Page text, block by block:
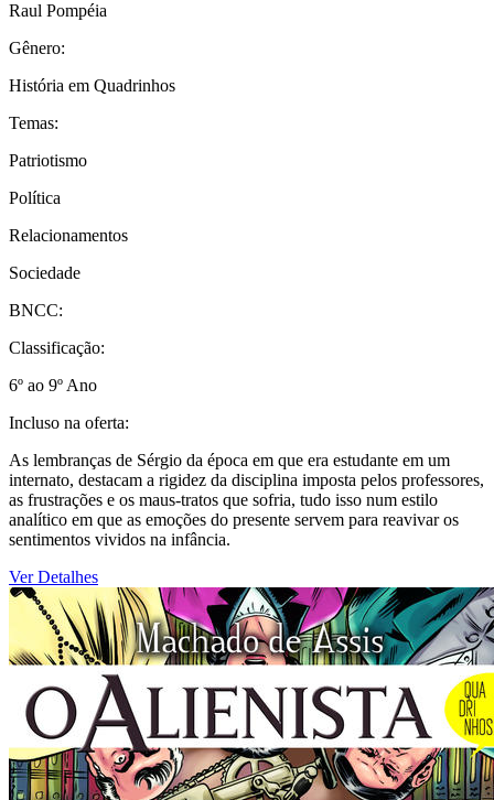
Raul Pompéia
Gênero:
História em Quadrinhos
Temas:
Patriotismo
Política
Relacionamentos
Sociedade
BNCC:
Classificação:
6º ao 9º Ano
Incluso na oferta:
As lembranças de Sérgio da época em que era estudante em um
internato, destacam a rigidez da disciplina imposta pelos professores,
as frustrações e os maus-tratos que sofria, tudo isso num estilo
analítico em que as emoções do presente servem para reavivar os
sentimentos vividos na infância.
Ver Detalhes